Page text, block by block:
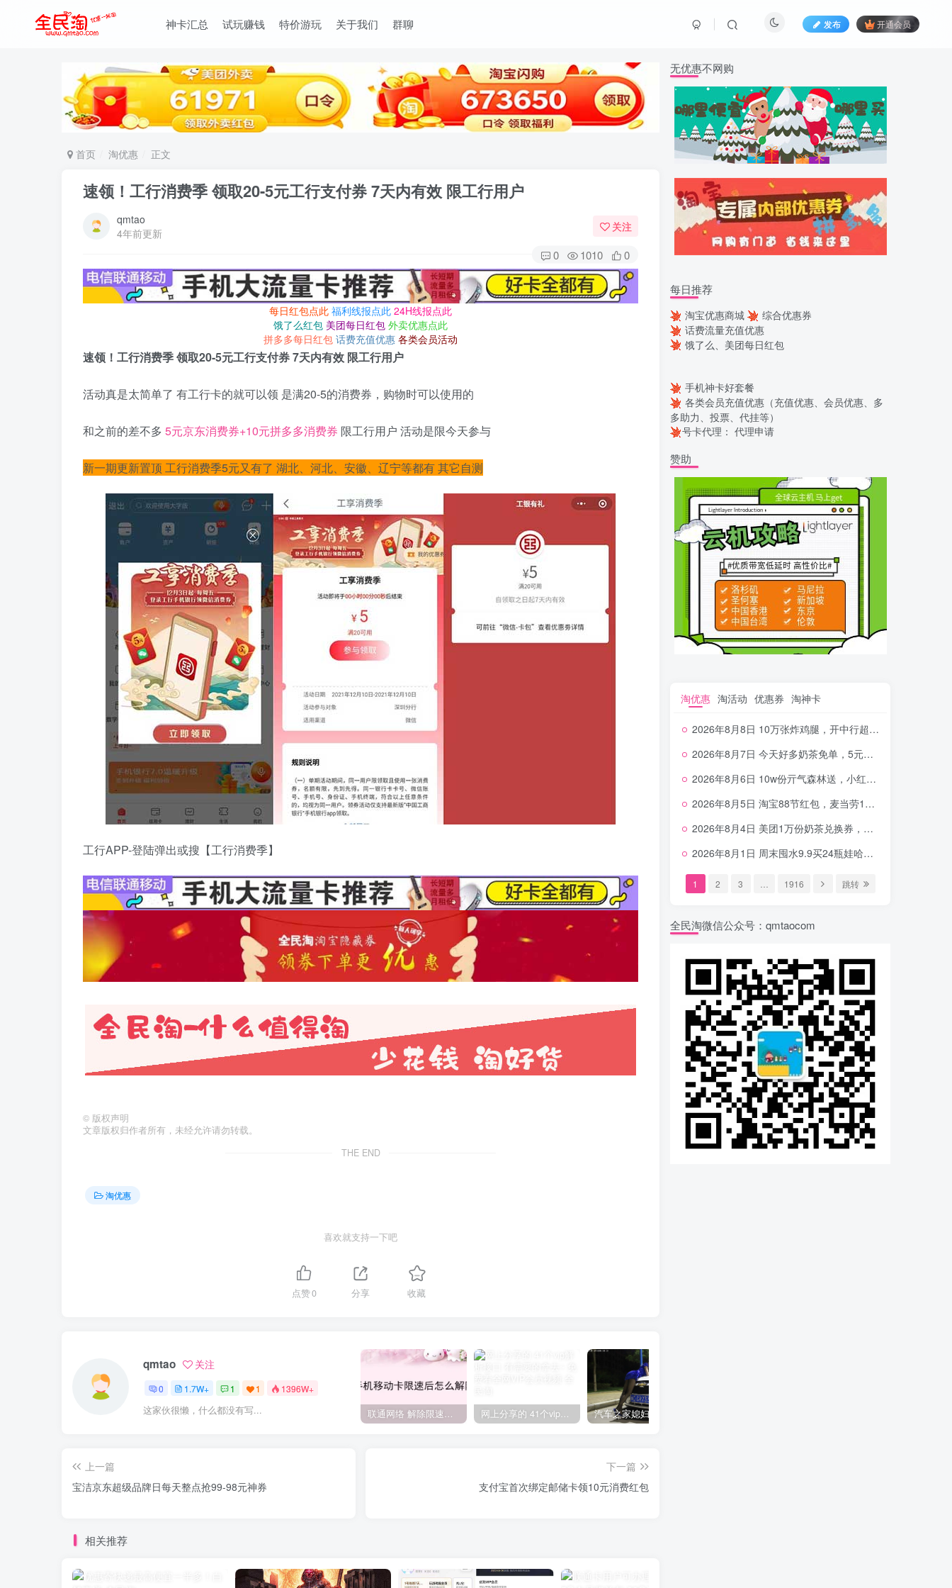
神卡汇总 试玩赚钱 特价游玩 关于我们 群聊 发布 开通会员
首页 淘优惠 正文
速领！工行消费季 领取20-5元工行支付券 7天内有效 限工行用户
qmtao
4年前更新
关注
0 1010 0
每日红包点此 福利线报点此 24H线报点此
饿了么红包 美团每日红包 外卖优惠点此
拼多多每日红包 话费充值优惠 各类会员活动
速领！工行消费季 领取20-5元工行支付券 7天内有效 限工行用户
活动真是太简单了 有工行卡的就可以领 是满20-5的消费券，购物时可以使用的
和之前的差不多 5元京东消费券+10元拼多多消费券 限工行用户 活动是限今天参与
新一期更新置顶 工行消费季5元又有了 湖北、河北、安徽、辽宁等都有 其它自测
工行APP-登陆弹出或搜【工行消费季】
© 版权声明
文章版权归作者所有，未经允许请勿转载。
THE END
淘优惠
喜欢就支持一下吧
点赞0 分享 收藏
qmtao 关注
0 1.7W+ 1 1 1396W+
这家伙很懒，什么都没有写... 联通网络 解除限速方法参考！畅享、畅玩、老白干等及其它地区自测了 网上分享的 41个vip解析接口 有需要的拿去~ 免费看全网VIP会员视频
上一篇
宝洁京东超级品牌日每天整点抢99-98元神券
下一篇
支付宝首次绑定邮储卡领10元消费红包
相关推荐
无优惠不网购
每日推荐
淘宝优惠商城
综合优惠券
话费流量充值优惠
饿了么、美团每日红包
手机神卡好套餐
各类会员充值优惠（充值优惠、会员优惠、多
多助力、投票、代挂等）
号卡代理： 代理申请
赞助
淘优惠 淘活动 优惠券 淘神卡
2026年8月8日 10万张炸鸡腿，开中行超给利，美团奶茶0.01，加油券，千问1.8~18.8体验金等
2026年8月7日 今天好多奶茶免单，5元农行省钱卡，京东抢0.01沪上，邮储5.88元等
2026年8月6日 10w份亓气森林送，小红书12元无门槛，中行电费30-10，0元柠檬水+0撸汉堡等
2026年8月5日 淘宝88节红包，麦当劳150万份柠檬水，三万份瑞幸免单，霸王9万份0.01券等
2026年8月4日 美团1万份奶茶兑换券，农行5E卡，中行支付超给利，美团领18个冰激凌，小米每天领2-6元等等
2026年8月1日 周末囤水9.9买24瓶娃哈哈，建行100元京东券，移动5元话费，麦当劳甜筒，交行立减金等
1 2 3 1916 跳转
全民淘微信公众号：qmtaocom